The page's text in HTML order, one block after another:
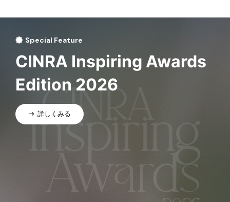
Special Feature
CINRA Inspiring Awards
Edition 2026
詳しくみる